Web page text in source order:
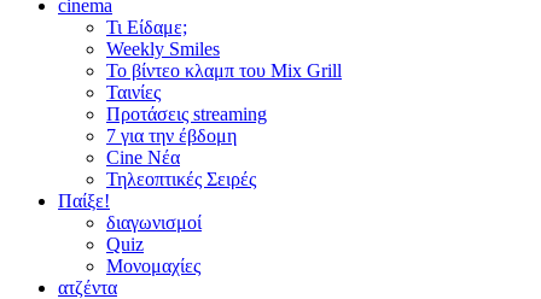
cinema
Τι Είδαμε;
Weekly Smiles
Το βίντεο κλαμπ του Mix Grill
Ταινίες
Προτάσεις streaming
7 για την έβδομη
Cine Νέα
Τηλεοπτικές Σειρές
Παίξε!
διαγωνισμοί
Quiz
Μονομαχίες
ατζέντα